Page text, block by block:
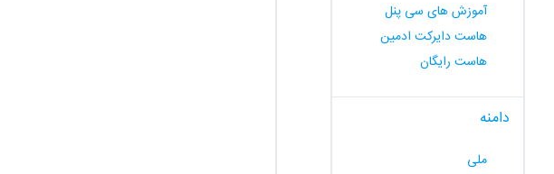
آموزش های سی پنل
هاست دایرکت ادمین
هاست رایگان
دامنه
ملی